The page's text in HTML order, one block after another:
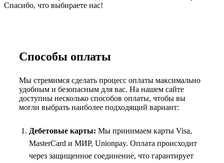
Спасибо, что выбираете нас!
Способы оплаты
Мы стремимся сделать процесс оплаты максимально
удобным и безопасным для вас. На нашем сайте
доступны несколько способов оплаты, чтобы вы
могли выбрать наиболее подходящий вариант:
Дебетовые карты: Мы принимаем карты Visa,
MasterCard и МИР, Unionpay. Оплата происходит
через защищенное соединение, что гарантирует